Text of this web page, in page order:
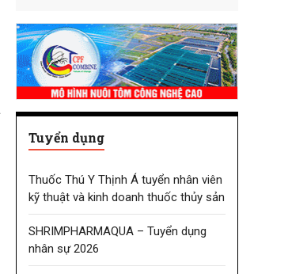
Tuyển dụng
Thuốc Thú Y Thịnh Á tuyển nhân viên
kỹ thuật và kinh doanh thuốc thủy sản
SHRIMPHARMAQUA – Tuyển dụng
nhân sự 2026